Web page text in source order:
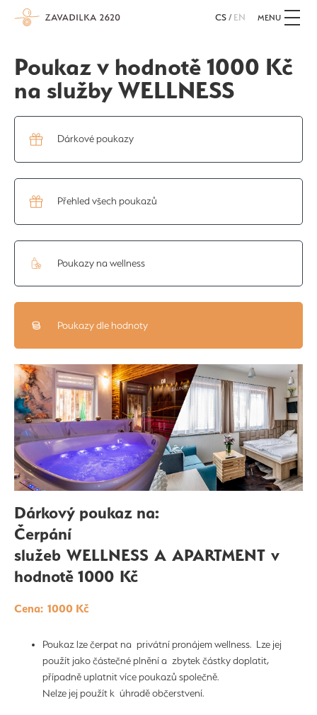
CS/ EN MENU
Dárkové poukazy
Přehled všech poukazů
Poukazy na wellness
Poukazy dle hodnoty
Poukaz v hodnotě 1000 Kč
na služby WELLNESS
Dárkový poukaz na:
Čerpání
služeb WELLNESS A APARTMENT v
hodnotě 1000 Kč
Cena: 1000 Kč
Poukaz lze čerpat na privátní pronájem wellness. Lze jej
použít jako částečné plnění a zbytek částky doplatit,
případně uplatnit více poukazů společně.
Nelze jej použít k úhradě občerstvení.